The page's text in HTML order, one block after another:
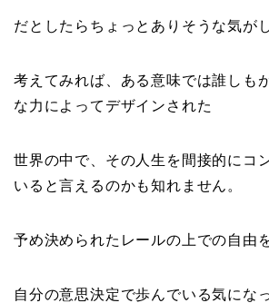
だとしたらちょっとありそうな気が
考えてみれば、ある意味では誰しも
な力によってデザインされた
世界の中で、その人生を間接的にコ
いると言えるのかも知れません。
予め決められたレールの上での自由を
自分の意思決定で歩んでいる気にな